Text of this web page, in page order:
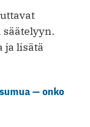
ja lisätä
— onko